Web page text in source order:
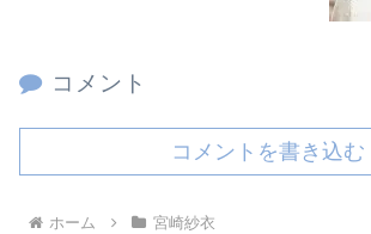
コメント
コメントを書き込む
ホーム 宮崎紗衣